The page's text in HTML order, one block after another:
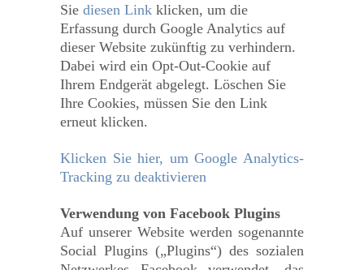
Sie diesen Link klicken, um die
Erfassung durch Google Analytics auf
dieser Website zukünftig zu verhindern.
Dabei wird ein Opt-Out-Cookie auf
Ihrem Endgerät abgelegt. Löschen Sie
Ihre Cookies, müssen Sie den Link
erneut klicken.
Klicken Sie hier, um Google Analytics-
Tracking zu deaktivieren
Verwendung von Facebook Plugins
Auf unserer Website werden sogenannte
Social Plugins („Plugins“) des sozialen